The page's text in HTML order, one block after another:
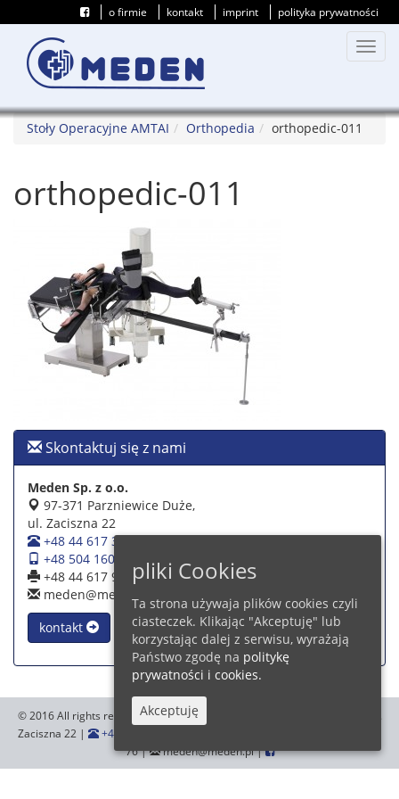
o firmie kontakt imprint polityka prywatności
Stoły Operacyjne AMTAI Orthopedia orthopedic-011
orthopedic-011
Skontaktuj się z nami
Meden Sp. z o.o.
97-371 Parzniewice Duże,
ul. Zaciszna 22
+48 44 617 39 39
+48 504 160 942
+48 44 617 93 76
meden@meden.pl
kontakt
© 2016 All rights reserved.Meden Sp. z o.o.
Zaciszna 22 |
+48 44 617 39 39
76 |
meden@meden.pl |
pliki Cookies
Ta strona używaja plików cookies czyli
ciasteczek. Klikając "Akceptuję" lub
korzystając dalej z serwisu, wyrażają
Państwo zgodę na politykę
prywatności i cookies.
Akceptuję